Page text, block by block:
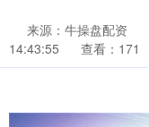
来源：牛操盘配资
14:43:55
查看：171